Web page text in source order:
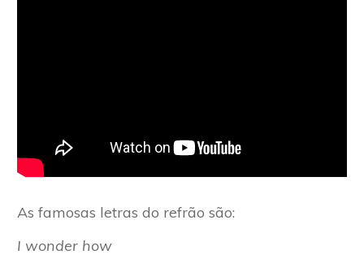
As famosas letras do refrão são:
I wonder how